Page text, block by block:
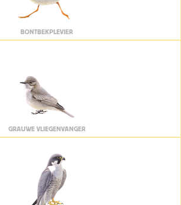
BONTBEKPLEVIER
GRAUWE VLIEGENVANGER